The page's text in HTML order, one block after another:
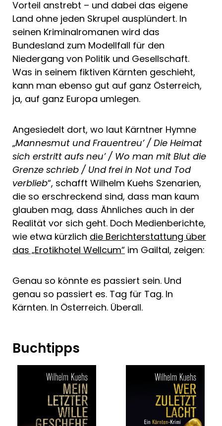
Vorteil anstrebt – und dabei das eigene
Land ohne jeden Skrupel ausplündert. In
seinen Kriminalromanen wird das
Bundesland zum Modellfall für den
Niedergang von Politik und Gesellschaft.
Was in seinem fiktiven Kärnten geschieht,
kann man ebenso gut auf ganz Österreich,
ja, auf ganz Europa umlegen.
Angesiedelt dort, wo laut Kärntner Hymne
„Mannesmut und Frauentreu’ / Die Heimat
sich erstritt aufs neu’ / Wo man mit Blut die
Grenze schrieb / Und frei in Not und Tod
verblieb“, schafft Wilhelm Kuehs Szenarien,
die so erschreckend sind, dass man kaum
glauben mag, dass Ähnliches auch in der
Realität vor sich geht. Doch Medienberichte,
wie etwa kürzlich die Berichterstattung über
das „Erotikhotel Wellcum“ im Gailtal, zeigen:
Genau so könnte es passiert sein. Und
genau so passiert es. Tag für Tag. In
Kärnten. In Österreich. Überall.
Buchtipps